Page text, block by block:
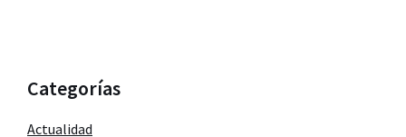
Categorías
Actualidad